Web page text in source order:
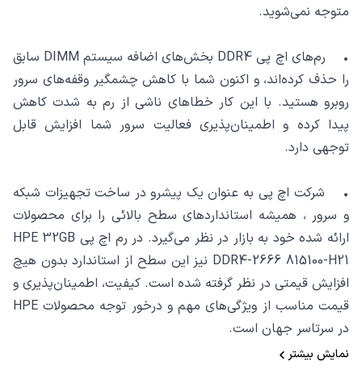
متوجه نمی‌شوید.
• رم‌های اچ پی DDR4 بخش‌های اضافه سیستم DIMM سابق
را حذف کرده‌اند، و اکنون شما با کاهش چشمگیر وقفه‌های سرور
روبرو هستید. با این کار خطاهای ناشی از رم به شدت کاهش
پیدا کرده و اطمینان‌پذیری فعالیت سرور شما افزایش قابل
توجهی دارد.
• شرکت اچ پی به عنوان یک پیشرو در ساخت تجهیزات شبکه
و سرور ، همیشه استانداردهای سطح بالائی را برای محصولات
ارائه شده خود به بازار در نظر می‌گیرد. در رم اچ پی HPE 32GB
DDR4-2666 815100-H21 نیز این سطح از استاندارد بدون هیچ
افزایش قیمتی در نظر گرفته شده است. کیفیت، اطمینان‌پذیری و
قیمت مناسب از ویژگی‌های مهم و درخور توجه محصولات HPE
در سرتاسر جهان است.
نمایش بیشتر